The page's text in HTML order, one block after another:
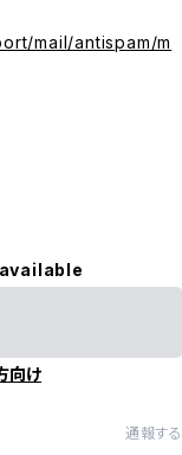
mail/antispam/m
向け
通報する